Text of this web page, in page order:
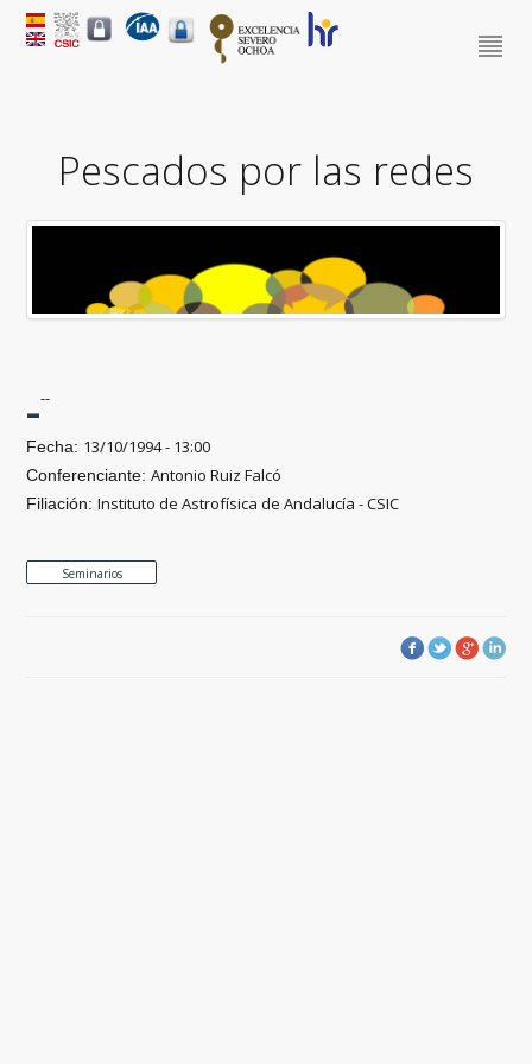
Pescados por las redes
---
Fecha: 13/10/1994 - 13:00
Conferenciante:Antonio Ruiz Falcó
Filiación:Instituto de Astrofísica de Andalucía - CSIC
Seminarios